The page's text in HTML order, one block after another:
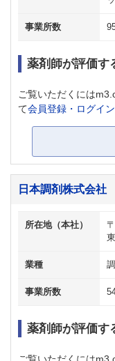
事業所数
薬剤師が評価す
ご覧いただくには
て会員登録・ログイン
日本調剤株式会社
所在地（本社）
業種
事業所数
薬剤師が評価す